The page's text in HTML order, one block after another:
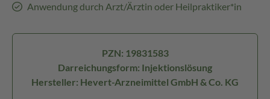
Anwendung durch Arzt/Ärztin oder Heilpraktiker*in
PZN: 19831583
Darreichungsform: Injektionslösung
Hersteller: Hevert-Arzneimittel GmbH & Co. KG